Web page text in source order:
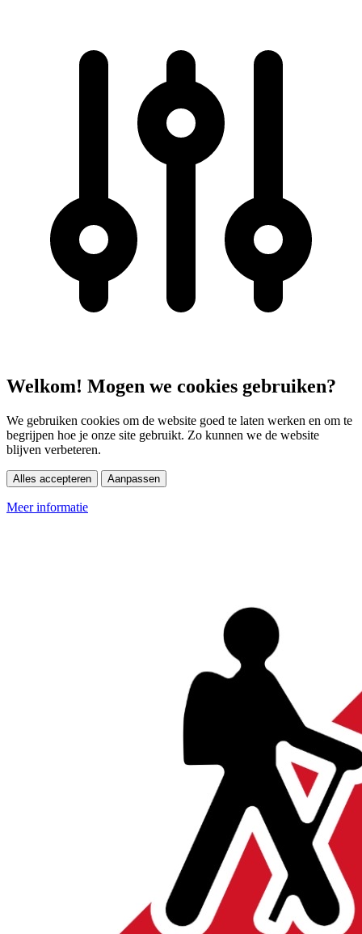
Welkom! Mogen we cookies gebruiken?
We gebruiken cookies om de website goed te laten werken en om te
begrijpen hoe je onze site gebruikt. Zo kunnen we de website
blijven verbeteren.
Alles accepteren Aanpassen
Meer informatie